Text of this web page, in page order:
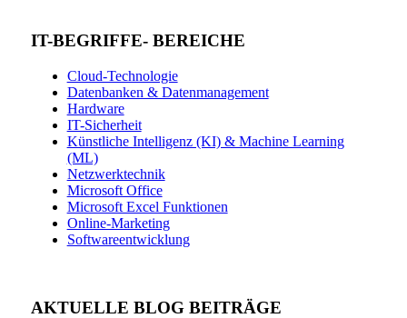
IT-BEGRIFFE- BEREICHE
Cloud-Technologie
Datenbanken & Datenmanagement
Hardware
IT-Sicherheit
Künstliche Intelligenz (KI) & Machine Learning
(ML)
Netzwerktechnik
Microsoft Office
Microsoft Excel Funktionen
Online-Marketing
Softwareentwicklung
AKTUELLE BLOG BEITRÄGE